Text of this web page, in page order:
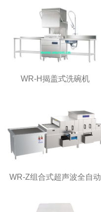
WR-H揭盖式洗碗机
WR-Z组合式超声波全自动